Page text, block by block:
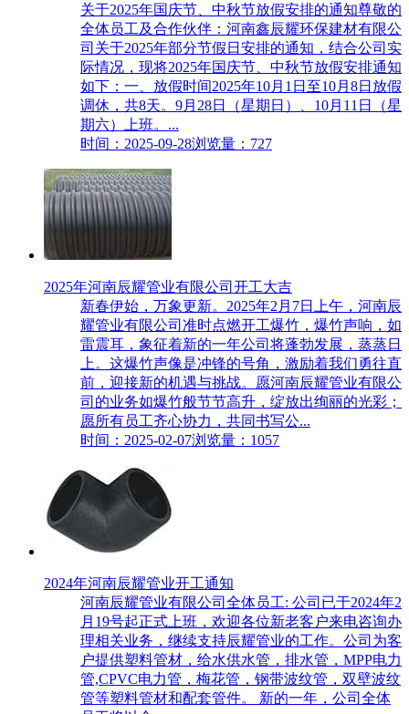
关于2025年国庆节、中秋节放假安排的通知‌尊敬的
全体员工及合作伙伴：河南鑫辰耀环保建材有限公
司关于2025年部分节假日安排的通知，结合公司实
际情况，现将2025年国庆节、中秋节放假安排通知
如下：一、放假时间‌2025年10月1日至10月8日放假
调休，共8天。9月28日（星期日）、10月11日（星
期六）上班。...
时间：2025-09-28浏览量：727
2025年河南辰耀管业有限公司开工大吉
新春伊始，万象更新。2025年2月7日上午，河南辰
耀管业有限公司准时点燃开工爆竹，爆竹声响，如
雷震耳，象征着新的一年公司将蓬勃发展，蒸蒸日
上。这爆竹声像是冲锋的号角，激励着我们勇往直
前，迎接新的机遇与挑战。愿河南辰耀管业有限公
司的业务如爆竹般节节高升，绽放出绚丽的光彩；
愿所有员工齐心协力，共同书写公...
时间：2025-02-07浏览量：1057
2024年河南辰耀管业开工通知
河南辰耀管业有限公司全体员工: 公司已于2024年2
月19号起正式上班，欢迎各位新老客户来电咨询办
理相关业务，继续支持辰耀管业的工作。公司为客
户提供塑料管材，给水供水管，排水管，MPP电力
管,CPVC电力管，梅花管，钢带波纹管，双壁波纹
管等塑料管材和配套管件。 新的一年，公司全体